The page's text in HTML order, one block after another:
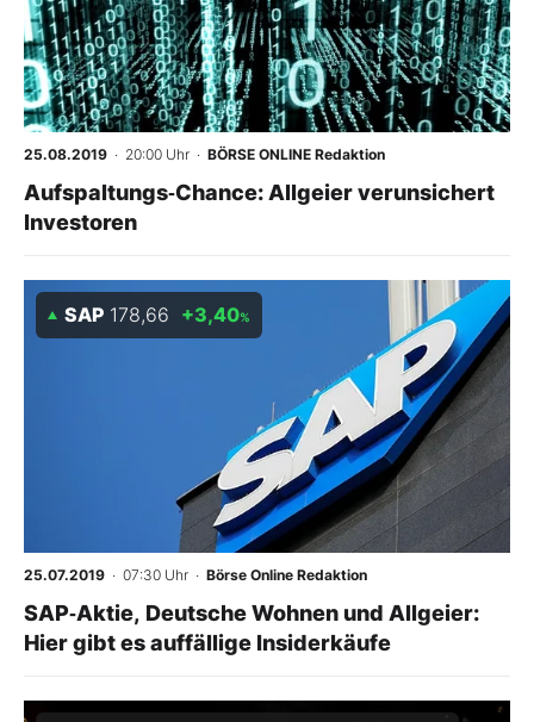
25.08.2019 · 20:00 Uhr · BÖRSE ONLINE Redaktion
Aufspaltungs‑Chance: Allgeier verunsichert
Investoren
SAP 178,66 +3,40%
25.07.2019 · 07:30 Uhr · Börse Online Redaktion
SAP‑Aktie, Deutsche Wohnen und Allgeier:
Hier gibt es auffällige Insiderkäufe